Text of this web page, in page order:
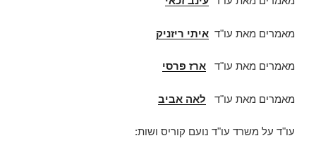
מאמרים מאת עו"ד איתי ריזניק
מאמרים מאת עו"ד ארז פרסי
מאמרים מאת עו"ד לאה אביב
עו"ד על משרד עו"ד נועם קוריס ושות: